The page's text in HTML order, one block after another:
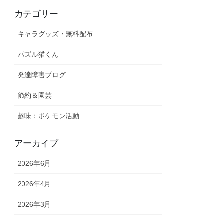
カテゴリー
キャラグッズ・無料配布
パズル猫くん
発達障害ブログ
節約＆園芸
趣味：ポケモン活動
アーカイブ
2026年6月
2026年4月
2026年3月